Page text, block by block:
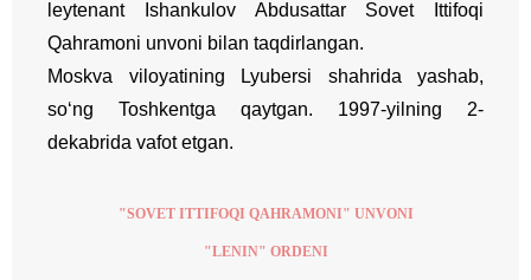
leytenant Ishankulov Abdusattar Sovet Ittifoqi
Qahramoni unvoni bilan taqdirlangan.
Moskva viloyatining Lyubersi shahrida yashab,
so‘ng Toshkentga qaytgan. 1997-yilning 2-
dekabrida vafot etgan.
"SOVET ITTIFOQI QAHRAMONI" UNVONI
"LENIN" ORDENI